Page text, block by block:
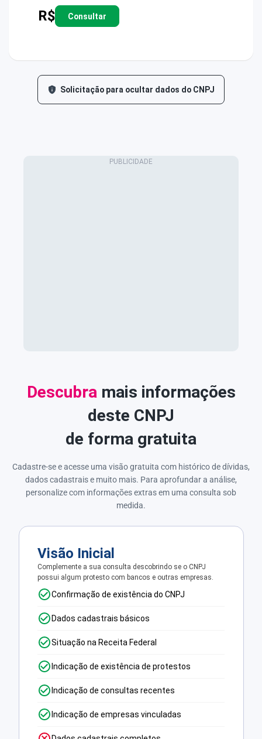
R$ Consultar
Solicitação para ocultar dados do CNPJ
Descubramais informações
deste CNPJ
de forma gratuita
Cadastre-se e acesse uma visão gratuita com histórico de dívidas,
dados cadastrais e muito mais. Para aprofundar a análise,
personalize com informações extras em uma consulta sob
medida.
Visão Inicial
Complemente a sua consulta descobrindo se o CNPJ
possui algum protesto com bancos e outras empresas.
Confirmação de existência do CNPJ
Dados cadastrais básicos
Situação na Receita Federal
Indicação de existência de protestos
Indicação de consultas recentes
Indicação de empresas vinculadas